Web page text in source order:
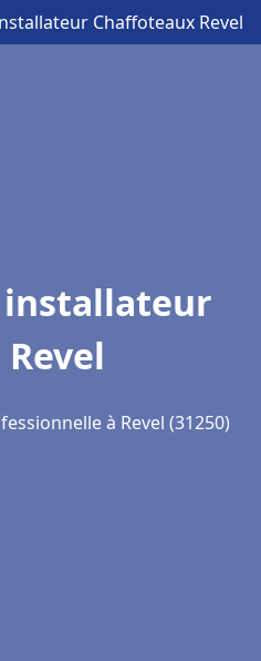
Chaffoteaux Revel
installateur
à Revel (31250)